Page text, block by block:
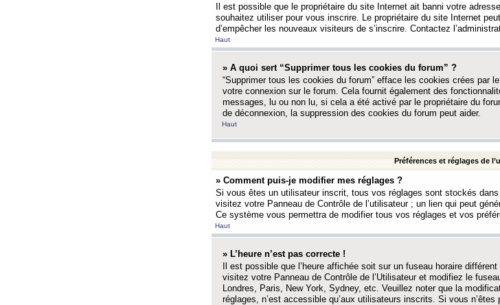
Il est possible que le propriétaire du site Internet ait banni votre
souhaitez utiliser pour vous inscrire. Le propriétaire du site Internet
d’empêcher les nouveaux visiteurs de s’inscrire. Contactez
Haut
» A quoi sert “Supprimer tous les cookies du forum” ?
“Supprimer tous les cookies du forum” efface les cookies crées par
votre connexion sur le forum. Cela fournit également des
messages, lu ou non lu, si cela a été activé par le propriétaire du
de déconnexion, la suppression des cookies du forum peut aider.
Haut
Préférences et réglages de
» Comment puis-je modifier mes réglages ?
Si vous êtes un utilisateur inscrit, tous vos réglages sont stockés
visitez votre Panneau de Contrôle de l’utilisateur ; un lien qui peut
Ce système vous permettra de modifier tous vos réglages et vos
Haut
» L’heure n’est pas correcte !
Il est possible que l’heure affichée soit sur un fuseau horaire
visitez votre Panneau de Contrôle de l’Utilisateur et modifiez le
Londres, Paris, New York, Sydney, etc. Veuillez noter que la
réglages, n’est accessible qu’aux utilisateurs inscrits. Si vous